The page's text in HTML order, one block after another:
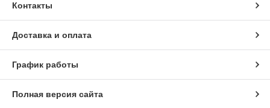
Контакты
Доставка и оплата
График работы
Полная версия сайта